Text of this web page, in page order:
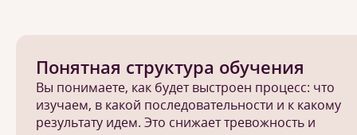
Понятная структура обучения
Вы понимаете, как будет выстроен процесс: что
изучаем, в какой последовательности и к какому
результату идем. Это снижает тревожность и